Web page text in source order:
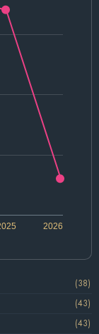
2026
(38)
(43)
(43)